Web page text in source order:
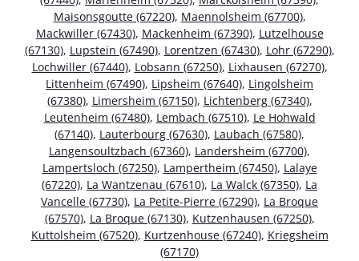
Maisonsgoutte (67220), Maennolsheim (67700),
Mackwiller (67430), Mackenheim (67390), Lutzelhouse
(67130), Lupstein (67490), Lorentzen (67430), Lohr (67290),
Lochwiller (67440), Lobsann (67250), Lixhausen (67270),
Littenheim (67490), Lipsheim (67640), Lingolsheim
(67380), Limersheim (67150), Lichtenberg (67340),
Leutenheim (67480), Lembach (67510), Le Hohwald
(67140), Lauterbourg (67630), Laubach (67580),
Langensoultzbach (67360), Landersheim (67700),
Lampertsloch (67250), Lampertheim (67450), Lalaye
(67220), La Wantzenau (67610), La Walck (67350), La
Vancelle (67730), La Petite-Pierre (67290), La Broque
(67570), La Broque (67130), Kutzenhausen (67250),
Kuttolsheim (67520), Kurtzenhouse (67240), Kriegsheim
(67170)